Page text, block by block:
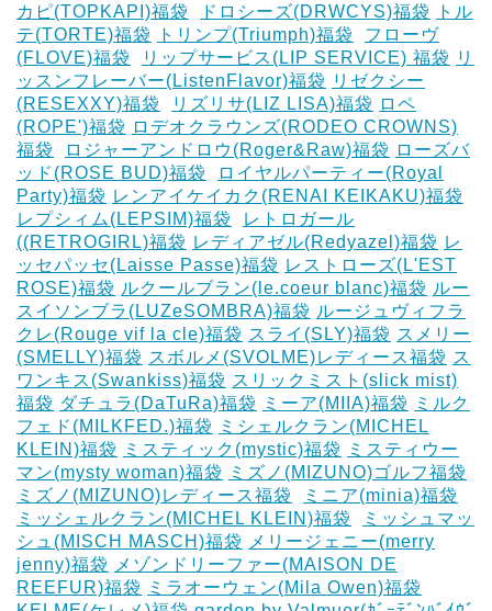
カピ(TOPKAPI)福袋
ドロシーズ(DRWCYS)福袋
トル
テ(TORTE)福袋
トリンプ(Triumph)福袋
フローヴ
(FLOVE)福袋
リップサービス(LIP SERVICE) 福袋 リ
ッスンフレーバー(ListenFlavor)福袋 リゼクシー
(RESEXXY)福袋
リズリサ(LIZ LISA)福袋 ロペ
(ROPE')福袋 ロデオクラウンズ(RODEO CROWNS)
福袋
ロジャーアンドロウ(Roger&Raw)福袋 ローズバ
ッド(ROSE BUD)福袋
ロイヤルパーティー(Royal
Party)福袋 レンアイケイカク(RENAI KEIKAKU)福袋
レプシィム(LEPSIM)福袋
レトロガール
((RETROGIRL)福袋 レディアゼル(Redyazel)福袋 レ
ッセパッセ(Laisse Passe)福袋 レストローズ(L'EST
ROSE)福袋 ルクールブラン(le.coeur blanc)福袋 ルー
スイソンブラ(LUZeSOMBRA)福袋 ルージュヴィフラ
クレ(Rouge vif la cle)福袋 スライ(SLY)福袋 スメリー
(SMELLY)福袋 スボルメ(SVOLME)レディース福袋 ス
ワンキス(Swankiss)福袋 スリックミスト(slick mist)
福袋 ダチュラ(DaTuRa)福袋 ‎ミーア(MIIA)福袋
ミルク
フェド(MILKFED.)福袋
ミシェルクラン(MICHEL
KLEIN)福袋
ミスティック(mystic)福袋
ミスティウー
マン(mysty woman)福袋
ミズノ(MIZUNO)ゴルフ福袋
ミズノ(MIZUNO)レディース福袋
ミニア(minia)福袋
ミッシェルクラン(MICHEL KLEIN)福袋
ミッシュマッ
シュ(MISCH MASCH)福袋
メリージェニー(merry
jenny)福袋
メゾンドリーファー(MAISON DE
REEFUR)福袋
ミラオーウェン(Mila Owen)福袋